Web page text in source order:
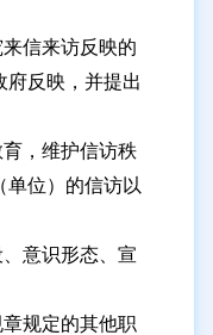
来信来访反映的
府反映，并提出
育，维护信访秩
单位）的信访以
、意识形态、宣
章规定的其他职